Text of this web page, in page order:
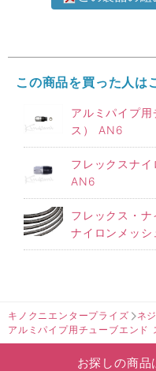
この商品を買った人は
アルミパイプ
ス） AN6
フレックスナ
AN6
フレックス・ナ
ナイロンメッ
キノクニエンタープライズ ネ
アルミパイプ用チューブエンド
お探しの商品